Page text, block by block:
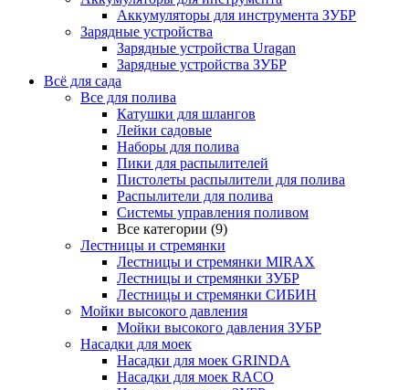
Аккумуляторы для инструмента ЗУБР
Зарядные устройства
Зарядные устройства Uragan
Зарядные устройства ЗУБР
Всё для сада
Все для полива
Катушки для шлангов
Лейки садовые
Наборы для полива
Пики для распылителей
Пистолеты распылители для полива
Распылители для полива
Системы управления поливом
Все категории (9)
Лестницы и стремянки
Лестницы и стремянки MIRAX
Лестницы и стремянки ЗУБР
Лестницы и стремянки СИБИН
Мойки высокого давления
Мойки высокого давления ЗУБР
Насадки для моек
Насадки для моек GRINDA
Насадки для моек RACO